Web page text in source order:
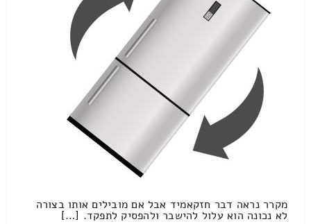
מקרר נראה דבר חזקאמיד אבל אם מובילים אותו בצורה
לא נכונה הוא עלול להישבר ולהפסיק לתפקד. […]